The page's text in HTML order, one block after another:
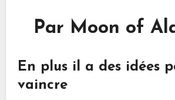
Par Moon of
En plus il a des idées
vaincre